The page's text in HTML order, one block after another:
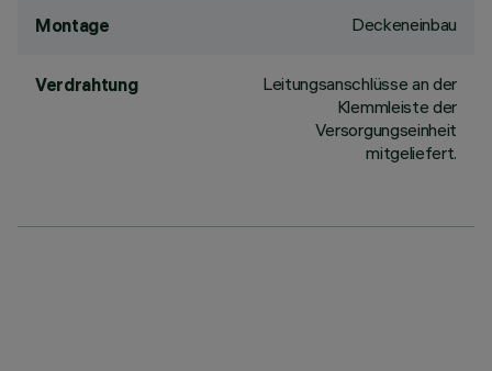
Montage Deckeneinbau
Verdrahtung
Leitungsanschlüsse an der
Klemmleiste der
Versorgungseinheit
mitgeliefert.